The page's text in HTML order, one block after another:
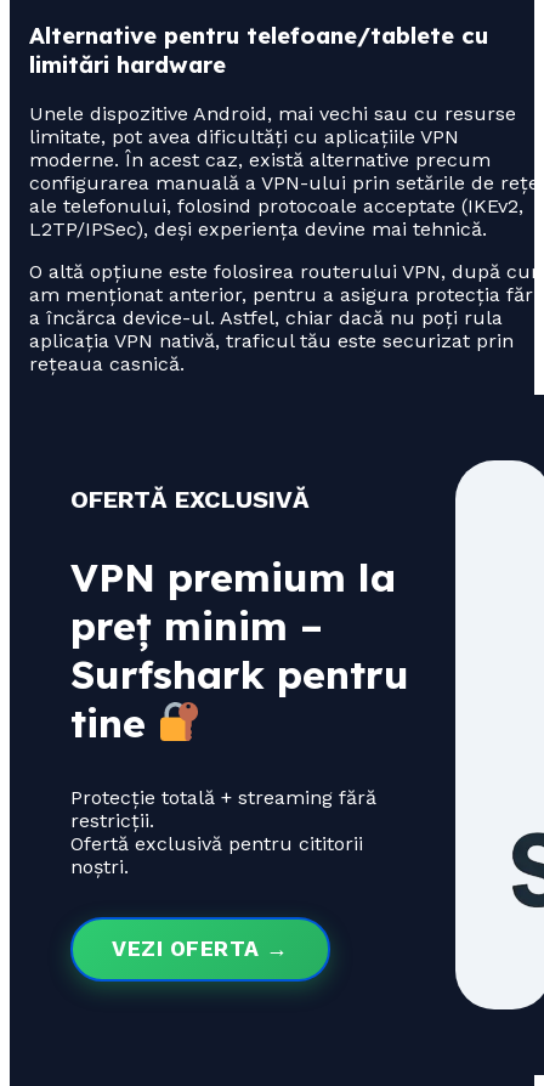
Alternative pentru telefoane/tablete cu
limitări hardware
Unele dispozitive Android, mai vechi sau cu resurse
limitate, pot avea dificultăți cu aplicațiile VPN
moderne. În acest caz, există alternative precum
configurarea manuală a VPN-ului prin setările de
ale telefonului, folosind protocoale acceptate (IKEv2,
L2TP/IPSec), deși experiența devine mai tehnică.
O altă opțiune este folosirea routerului VPN, după
am menționat anterior, pentru a asigura protecția fără
a încărca device-ul. Astfel, chiar dacă nu poți rula
aplicația VPN nativă, traficul tău este securizat prin
rețeaua casnică.
OFERTĂ EXCLUSIVĂ
VPN premium la
preț minim –
Surfshark pentru
tine
Protecție totală + streaming fără
restricții.
Ofertă exclusivă pentru cititorii
noștri.
VEZI OFERTA →